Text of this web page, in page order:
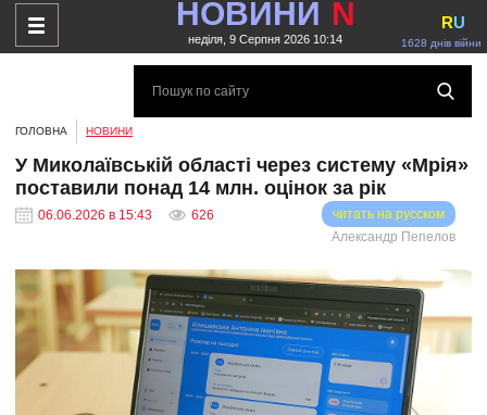
НОВИНИ N
неділя, 9 Серпня 2026 10:14 1628 днів війни
RU
ГОЛОВНА НОВИНИ
У Миколаївській області через систему «Мрія»
поставили понад 14 млн. оцінок за рік
06.06.2026 в 15:43 626
читать на русском
Александр Пепелов